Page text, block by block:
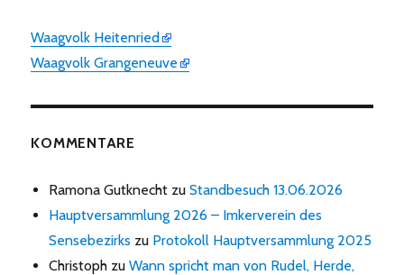
Waagvolk Heitenried
Waagvolk Grangeneuve
KOMMENTARE
Ramona Gutknecht zuStandbesuch 13.06.2026
Hauptversammlung 2026 – Imkerverein des
Sensebezirks zu Protokoll Hauptversammlung 2025
Christoph zuWann spricht man von Rudel, Herde,